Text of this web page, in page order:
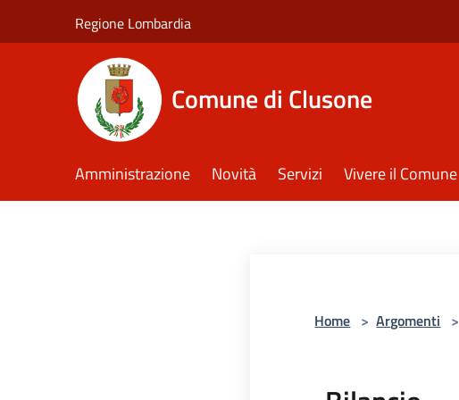
Regione Lombardia
Comune di Clusone
Amministrazione Novità Servizi Vivere il Comune
Home > Argomenti >